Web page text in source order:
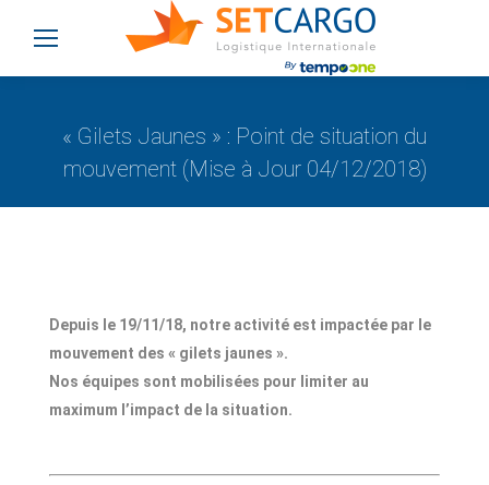
« Gilets Jaunes » : Point de situation du
mouvement (Mise à Jour 04/12/2018)
Depuis le 19/11/18, notre activité est impactée par le
mouvement des « gilets jaunes ».
Nos équipes sont mobilisées pour limiter au
maximum l’impact de la situation.